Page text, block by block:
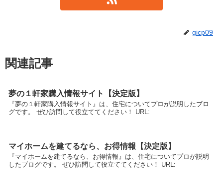
gicp09
関連記事
夢の１軒家購入情報サイト【決定版】
『夢の１軒家購入情報サイト』は、住宅についてプロが説明したブロ
グです。 ぜひ訪問して役立ててください！ URL:
マイホームを建てるなら、お得情報【決定版】
『マイホームを建てるなら、お得情報』は、住宅についてプロが説明
したブログです。 ぜひ訪問して役立ててください！ URL: